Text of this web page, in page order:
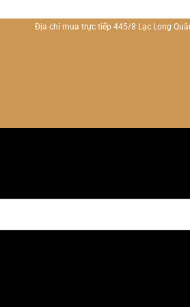
Địa chỉ mua trực tiếp 445/8 Lạc Long